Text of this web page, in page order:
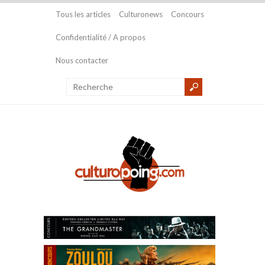
Tous les articles Culturonews Concours
Confidentialité / A propos
Nous contacter